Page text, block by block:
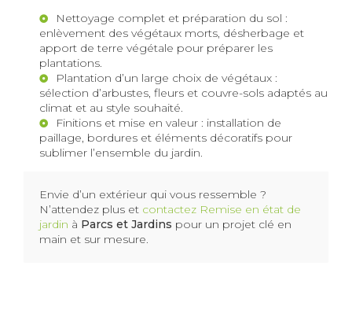
Nettoyage complet et préparation du sol :
enlèvement des végétaux morts, désherbage et
apport de terre végétale pour préparer les
plantations.
Plantation d’un large choix de végétaux :
sélection d’arbustes, fleurs et couvre-sols adaptés au
climat et au style souhaité.
Finitions et mise en valeur : installation de
paillage, bordures et éléments décoratifs pour
sublimer l’ensemble du jardin.
Envie d’un extérieur qui vous ressemble ?
N’attendez plus et contactez Remise en état de
jardin à Parcs et Jardins pour un projet clé en
main et sur mesure.